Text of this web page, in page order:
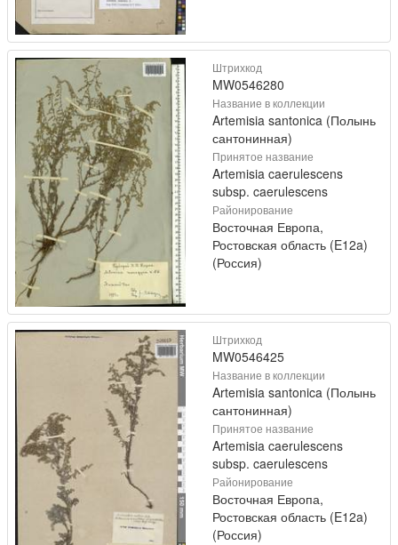
Штрихкод
MW0546280
Название в коллекции
Artemisia santonica (Полынь
сантонинная)
Принятое название
Artemisia caerulescens
subsp. caerulescens
Районирование
Восточная Европа,
Ростовская область (E12a)
(Россия)
Штрихкод
MW0546425
Название в коллекции
Artemisia santonica (Полынь
сантонинная)
Принятое название
Artemisia caerulescens
subsp. caerulescens
Районирование
Восточная Европа,
Ростовская область (E12a)
(Россия)